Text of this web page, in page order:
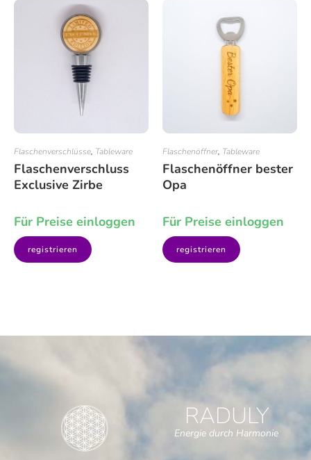
Flaschenverschlüsse, Tableware
Flaschenverschluss
Exclusive Zirbe
Für Preise einloggen
registrieren
Flaschenöffner, Tableware
Flaschenöffner bester
Opa
Für Preise einloggen
registrieren
RADULY
Energie durch Harmonie